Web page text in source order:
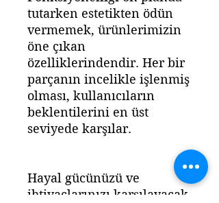
tutarken estetikten ödün
vermemek, ürünlerimizin
öne çıkan
özelliklerindendir. Her bir
parçanın incelikle işlenmiş
olması, kullanıcıların
beklentilerini en üst
seviyede karşılar.
Hayal gücünüzü ve
ihtiyaçlarınızı karşılayacak